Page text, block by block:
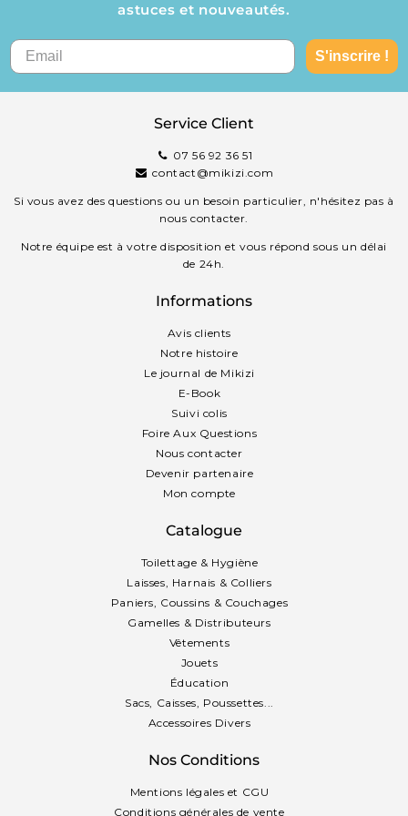
astuces et nouveautés.
S'inscrire !
Service Client
07 56 92 36 51
contact@mikizi.com
Si vous avez des questions ou un besoin particulier, n'hésitez pas à
nous contacter.
Notre équipe est à votre disposition et vous répond sous un délai
de 24h.
Informations
Avis clients
Notre histoire
Le journal de Mikizi
E-Book
Suivi colis
Foire Aux Questions
Nous contacter
Devenir partenaire
Mon compte
Catalogue
Toilettage & Hygiène
Laisses, Harnais & Colliers
Paniers, Coussins & Couchages
Gamelles & Distributeurs
Vêtements
Jouets
Éducation
Sacs, Caisses, Poussettes...
Accessoires Divers
Nos Conditions
Mentions légales et CGU
Conditions générales de vente